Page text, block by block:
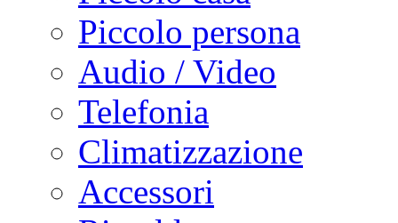
Piccolo persona
Audio / Video
Telefonia
Climatizzazione
Accessori